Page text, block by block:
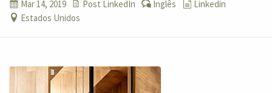
Mar 14, 2019 Post LinkedIn Inglês
Linkedin
Estados Unidos